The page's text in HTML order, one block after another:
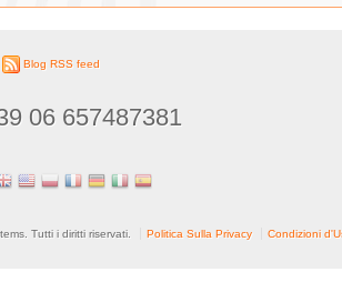
Blog RSS feed
06 657487381
Tutti i diritti riservati. Politica Sulla Privacy Condizioni